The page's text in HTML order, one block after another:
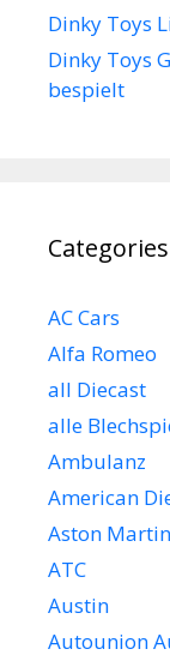
Dinky Toys
Dinky Toys
bespielt
Categories
AC Cars
Alfa Romeo
all Diecast
alle
Ambulanz
American
Aston Martin
ATC
Austin
Autounion